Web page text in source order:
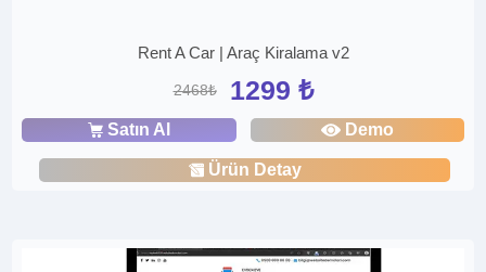
Rent A Car | Araç Kiralama v2
2468₺ 1299 ₺
Satın Al Demo
Ürün Detay